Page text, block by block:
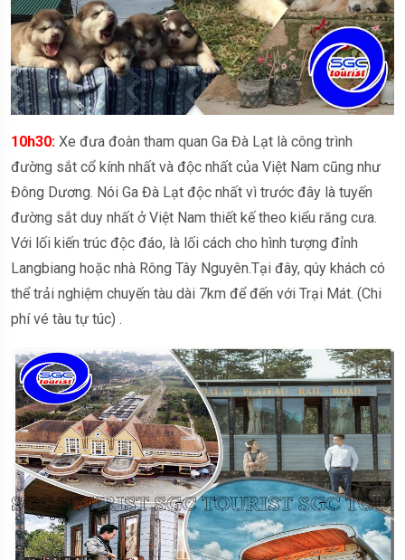
10h30: Xe đưa đoàn tham quan Ga Đà Lạt là công trình
đường sắt cổ kính nhất và độc nhất của Việt Nam cũng như
Đông Dương. Nói Ga Đà Lạt độc nhất vì trước đây là tuyến
đường sắt duy nhất ở Việt Nam thiết kế theo kiểu răng cưa.
Với lối kiến trúc độc đáo, là lối cách cho hình tượng đỉnh
Langbiang hoặc nhà Rông Tây Nguyên.Tại đây, qúy khách có
thể trải nghiệm chuyến tàu dài 7km để đến với Trại Mát. (Chi
phí vé tàu tự túc) .